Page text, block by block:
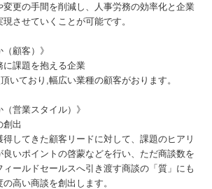
変更の手間を削減し、人事労務の効率化と企業
させていくことが可能です。
顧客）》
に課題を抱える企業
いており,幅広い業種の顧客がおります。
営業スタイル）》
創出
してきた顧客リードに対して、課題のヒアリ
良いポイントの啓蒙などを行い、ただ商談数を
ールドセールスへ引き渡す商談の「質」にも
高い商談を創出します。